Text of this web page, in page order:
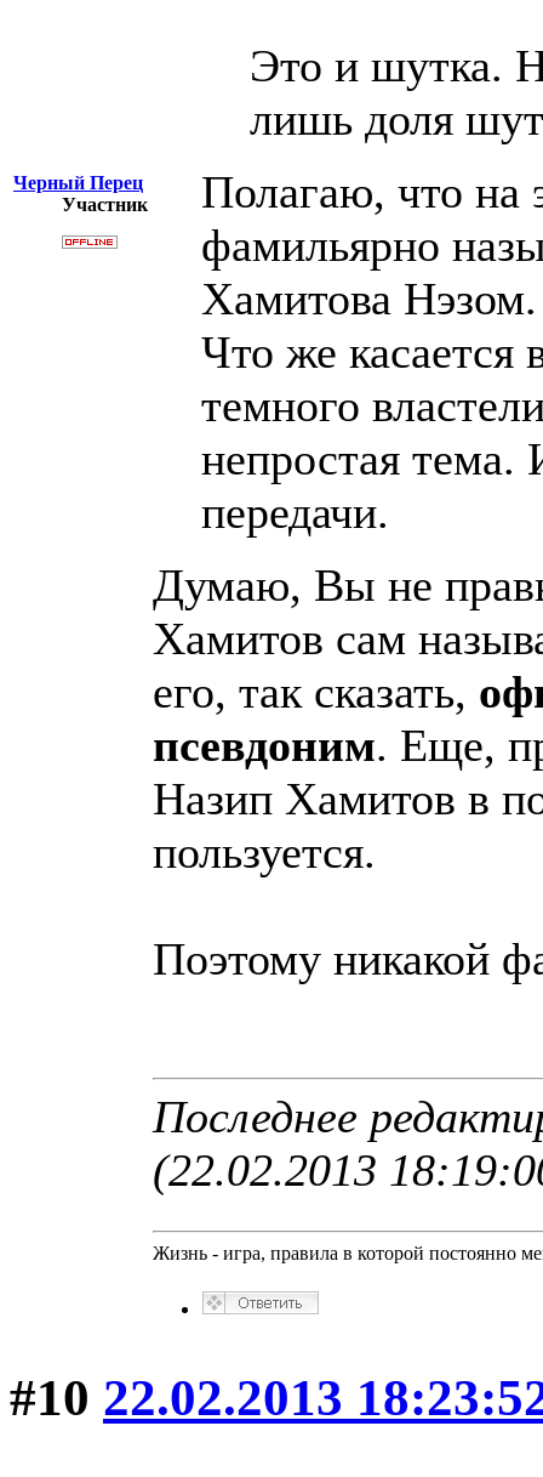
Черный Перец
Участник
Это и шутка.
лишь доля
Полагаю, что на
фамильярно
Хамитова Нэзом.
Что же касается
темного
непростая тема.
передачи.
Думаю, Вы не
Хамитов сам
его, так сказать,
псевдоним. Еще,
Назип Хамитов в
пользуется.
Поэтому никакой
Последнее
(22.02.2013
Жизнь - игра, правила в которой постоянно
#10 22.02.2013